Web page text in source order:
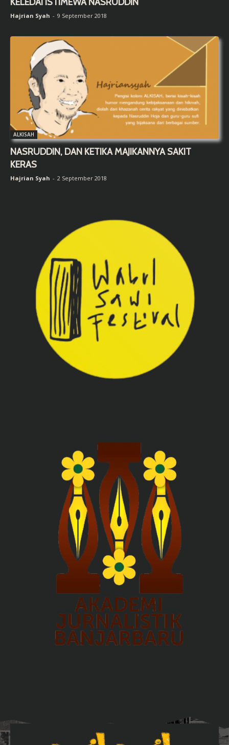
Hajrian Syah - 9 September 2018
ALKISAH
NASRUDDIN, DAN KETIKA MAJIKANNYA SAKIT
KERAS
Hajrian Syah - 2 September 2018